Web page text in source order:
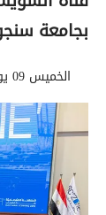
بجامعة
الخميس 09 يوليو 2026 | 02:52 مساءً